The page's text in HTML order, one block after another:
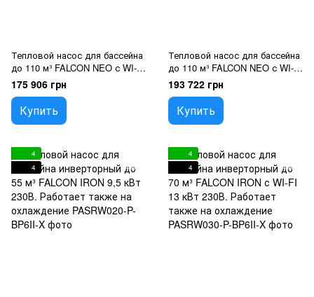
Тепловой насос для бассейна
до 110 м³ FALCON NEO с WI-FI
24.6 кВт 380В. Работает также
на охлаждение
175 906 грн
Купить
Тепловой насос для бассейна
до 110 м³ FALCON NEO с WI-FI
28 кВт 380В. Работает также
на охлаждение
193 722 грн
Купить
4
4
4
4